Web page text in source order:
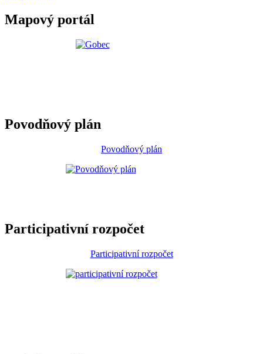
Mapový portál
Povodňový plán
Povodňový plán
Participativní rozpočet
Participativní rozpočet